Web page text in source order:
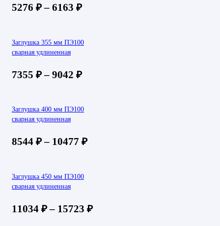
5276 ₽– 6163 ₽
Заглушка 355 мм ПЭ100
сварная удлиненная
7355 ₽– 9042 ₽
Заглушка 400 мм ПЭ100
сварная удлиненная
8544 ₽– 10477 ₽
Заглушка 450 мм ПЭ100
сварная удлиненная
11034 ₽– 15723 ₽